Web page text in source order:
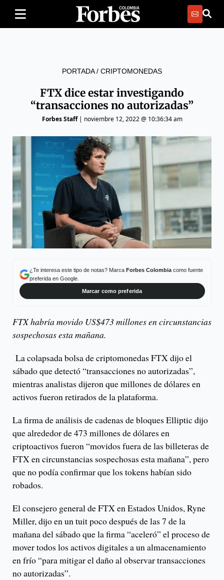
PORTADA/ CRIPTOMONEDAS
FTX dice estar investigando
“transacciones no autorizadas”
Forbes Staff| noviembre 12, 2022 @ 10:36:34 am
¿Te interesa este tipo de notas? Marca Forbes Colombiacomo fuente
preferida en Google.
Marcar como preferida
FTX habría movido US$473 millones en circunstancias
sospechosas esta mañana.
La colapsada bolsa de criptomonedas FTX dijo el
sábado que detectó “transacciones no autorizadas”,
mientras analistas dijeron que millones de dólares en
activos fueron retirados de la plataforma.
La firma de análisis de cadenas de bloques Elliptic dijo
que alrededor de 473 millones de dólares en
criptoactivos fueron “movidos fuera de las billeteras de
FTX en circunstancias sospechosas esta mañana”, pero
que no podía confirmar que los tokens habían sido
robados.
El consejero general de FTX en Estados Unidos, Ryne
Miller, dijo en un tuit poco después de las 7 de la
mañana del sábado que la firma “aceleró” el proceso de
mover todos los activos digitales a un almacenamiento
en frío “para mitigar el daño al observar transacciones
no autorizadas”.